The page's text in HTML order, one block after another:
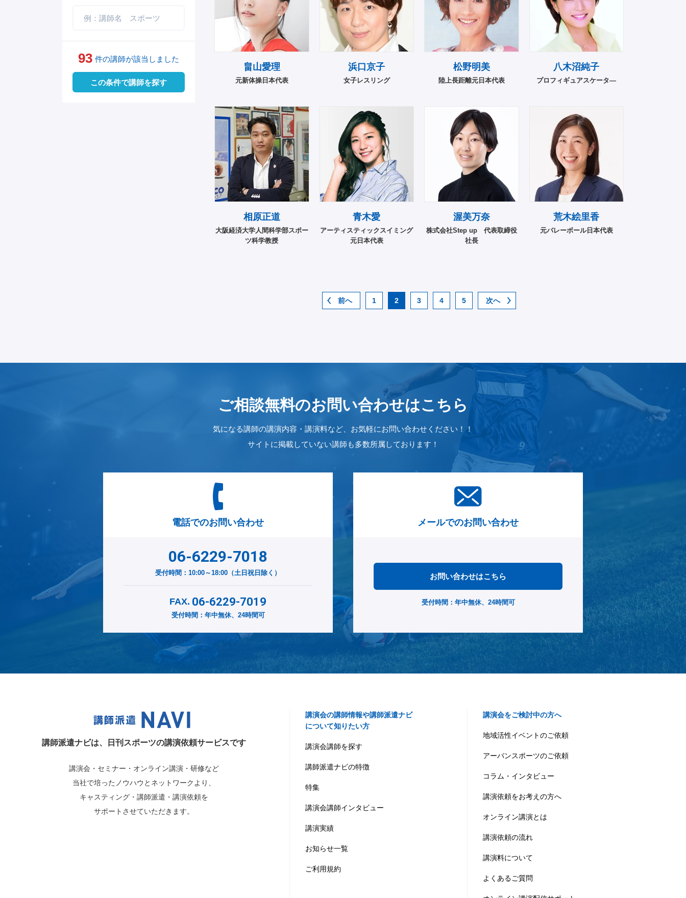
畠山愛理
元新体操日本代表
浜口京子
女子レスリング
松野明美
陸上長距離元日本代表
八木沼純子
プロフィギュアスケータ―
相原正道
大阪経済大学人間科学部スポー
ツ科学教授
青木愛
アーティスティックスイミング
元日本代表
渥美万奈
株式会社Step up 代表取締役
社長
荒木絵里香
元バレーボール日本代表
前へ 1 2 3 4 5 次へ
柔道
卓球
気象予報士・防災士
自己管理
起業
グローバルスキル
防犯
自然・アウトドア
インターネット
将棋・囲碁
歌手
93 件の講師が該当しました
この条件で講師を探す
ご相談無料のお問い合わせはこちら
気になる講師の講演内容・講演料など、お気軽にお問い合わせください！！
サイトに掲載していない講師も多数所属しております！
電話でのお問い合わせ
06-6229-7018
受付時間：10:00～18:00（土日祝日除く）
FAX. 06-6229-7019
受付時間：年中無休、24時間可
メールでのお問い合わせ
お問い合わせはこちら
受付時間：年中無休、24時間可
講演会の講師情報や講師派遣ナビ
について知りたい方
講演会講師を探す
講師派遣ナビの特徴
特集
講演会講師インタビュー
講演実績
お知らせ一覧
ご利用規約
講演会をご検討中の方へ
地域活性イベントのご依頼
アーバンスポーツのご依頼
コラム・インタビュー
講演依頼をお考えの方へ
オンライン講演とは
講演依頼の流れ
講演料について
よくあるご質問
講師派遣ナビは、 日刊スポーツの講演依頼サービスです
講演会・セミナー・オンライン講演・研修など
当社で培ったノウハウとネットワークより、
キャスティング・講師派遣・講演依頼を
サポートさせていただきます。